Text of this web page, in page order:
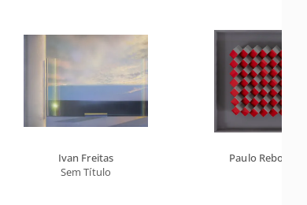
Ivan Freitas
Sem Título
Paulo Rebocho